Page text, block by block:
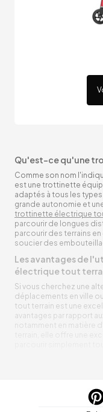
Qu'est-ce qu'une
Comme son nom
est une trottinette
adaptés à tous les
grande autonomie et
trottinette électrique
parcourir de longues
parcourir des terrains
soucier des
Les avantages de
électrique tout
Si vous cherchez une
déplacements en ville
tout terrain est une
avantages par rapport
notamment en matière
terrain, elle offre une
parcourir simplement
Trottinette
entre vos trajets, vous
batterie. De plus, elle